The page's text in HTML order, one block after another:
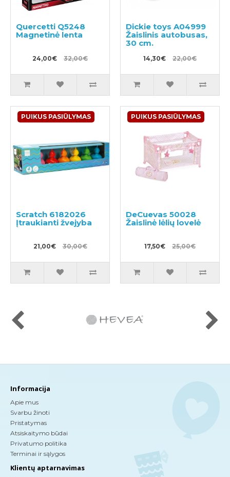
Quercetti Q5248
Magnetinė lenta
24,00€ 32,00€
Dickie toys A04999
Žaislinis autobusas,
30 cm.
14,30€ 22,00€
PUIKUS PASIŪLYMAS
Scratch 6182026
Įtraukianti žvejyba
21,00€ 30,00€
PUIKUS PASIŪLYMAS
DeCuevas 50028
Žaislinė lėlių lovelė
17,50€ 25,00€
Informacija
Apie mus
Svarbu žinoti
Pristatymas
Atsiskaitymo būdai
Privatumo politika
Terminai ir sąlygos
Klientų aptarnavimas